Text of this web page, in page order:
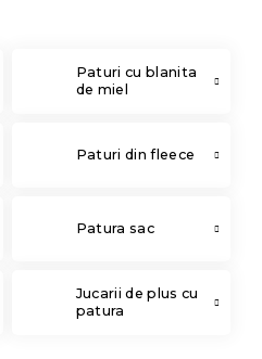
Paturi cu blanita
de miel
Paturi din fleece
Patura sac
Jucarii de plus cu
patura